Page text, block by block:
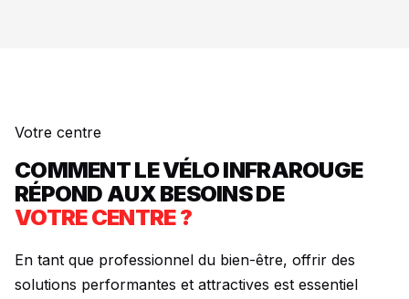
Votre centre
COMMENT LE VÉLO INFRAROUGE
RÉPOND AUX BESOINS DE
VOTRE CENTRE ?
En tant que professionnel du bien-être, offrir des
solutions performantes et attractives est essentiel